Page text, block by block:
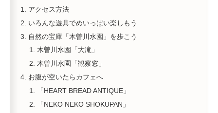
アクセス方法
いろんな遊具でめいっぱい楽しもう
自然の宝庫「木曽川水園」を歩こう
木曽川水園「大滝」
木曽川水園「観察窓」
お腹が空いたらカフェへ
「HEART BREAD ANTIQUE」
「NEKO NEKO SHOKUPAN」